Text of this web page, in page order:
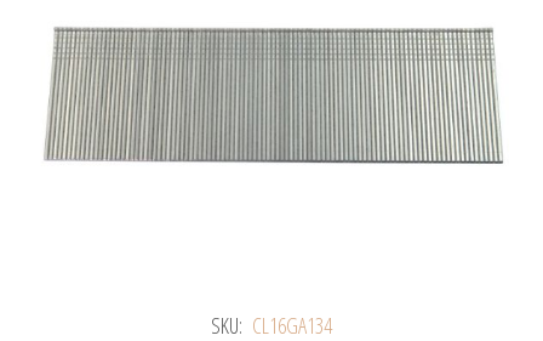
SKU: CL16GA134